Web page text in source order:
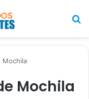
Mochila
Mochila